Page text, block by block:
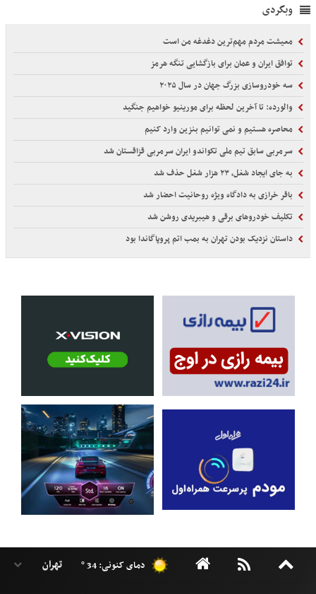
وبگردی
معیشت مردم مهم‌ترین دغدغه من است
توافق ایران و عمان برای بازگشایی تنگه هرمز
سه خودروسازی بزرگ جهان در سال ۲۰۲۵
والورده: تا آخرین لحظه برای مورینیو خواهیم جنگید
محاصره هستیم و نمی توانیم بنزین وارد کنیم
سرمربی سابق تیم ملی تکواندو ایران سرمربی قزاقستان شد
به جای ایجاد شغل، ۲۳ هزار شغل حذف شد
باقر خرازی به دادگاه ویژه روحانیت احضار شد
تکلیف خودروهای برقی و هیبریدی روشن شد
داستان نزدیک بودن تهران به بمب اتم پروپاگاندا بود
دمای کنونی: 34 °